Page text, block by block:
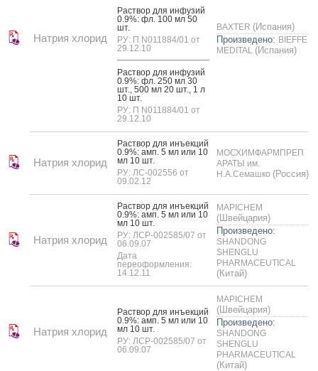
Натрия хлорид
Рас­твор для ин­фу­зий
0.9%: фл. 100 мл 50
шт.
РУ: П N011884/01 от
29.12.10
Рас­твор для ин­фу­зий
0.9%: фл. 250 мл 30
шт., 500 мл 20 шт., 1 л
10 шт.
РУ: П N011884/01 от
29.12.10
BAXTER (Испания)
Произведено: BIEFFE
MEDITAL (Испания)
Натрия хлорид
Рас­твор для инъ­ек­ций
0.9%: амп. 5 мл или 10
мл 10 шт.
РУ: ЛС-002556 от
09.02.12
МОСХИМФАРМПРЕП
АРАТЫ им.
Н.А.Семашко (Россия)
Натрия хлорид
Рас­твор для инъ­ек­ций
0.9%: амп. 5 мл или 10
мл 10 шт.
РУ: ЛСР-002585/07 от
06.09.07
Дата
переоформления:
14.12.11
MAPICHEM
(Швейцария)
Произведено:
SHANDONG
SHENGLU
PHARMACEUTICAL
(Китай)
Натрия хлорид
Рас­твор для инъ­ек­ций
0.9%: амп. 5 мл или 10
мл 10 шт.
РУ: ЛСР-002585/07 от
06.09.07
MAPICHEM
(Швейцария)
Произведено:
SHANDONG
SHENGLU
PHARMACEUTICAL
(Китай)